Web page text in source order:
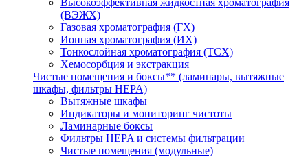
Высокоэффективная жидкостная хроматография
(ВЭЖХ)
Газовая хроматография (ГХ)
Ионная хроматография (ИХ)
Тонкослойная хроматография (ТСХ)
Хемосорбция и экстракция
Чистые помещения и боксы** (ламинары, вытяжные
шкафы, фильтры HEPA)
Вытяжные шкафы
Индикаторы и мониторинг чистоты
Ламинарные боксы
Фильтры HEPA и системы фильтрации
Чистые помещения (модульные)